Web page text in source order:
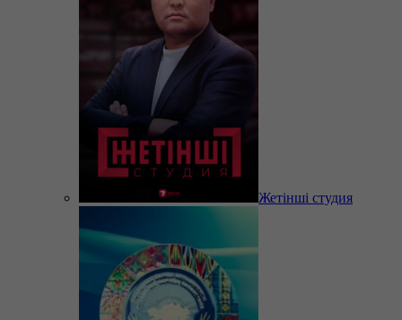
Жетінші студия